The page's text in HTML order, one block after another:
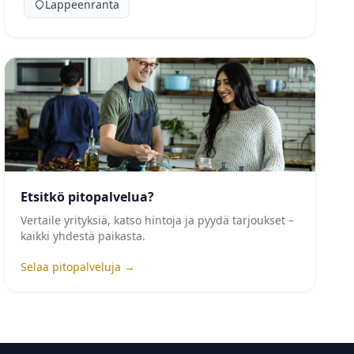
Lappeenranta
Etsitkö pitopalvelua?
Vertaile yrityksiä, katso hintoja ja pyydä tarjoukset –
kaikki yhdestä paikasta.
Selaa pitopalveluja →